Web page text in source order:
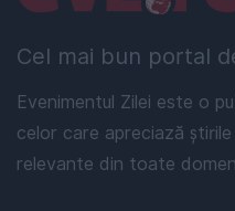
Cel mai bun portal
Evenimentul Zilei este o
celor care apreciază
relevante din toate